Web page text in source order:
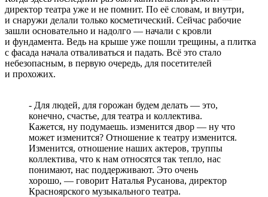
директор театра уже и не помнит. По её словам, и внутри,
и снаружи делали только косметический. Сейчас рабочие
зашли основательно и надолго — начали с кровли
и фундамента. Ведь на крыше уже пошли трещины, а плитка
с фасада начала отваливаться и падать. Всё это стало
небезопасным, в первую очередь, для посетителей
и прохожих.
- Для людей, для горожан будем делать — это,
конечно, счастье, для театра и коллектива.
Кажется, ну подумаешь. изменится двор — ну что
может изменится? Отношение к театру изменится.
Изменится, отношение наших актеров, труппы
коллектива, что к нам относятся так тепло, нас
понимают, нас поддерживают. Это очень
хорошо, — говорит Наталья Русанова, директор
Красноярского музыкального театра.